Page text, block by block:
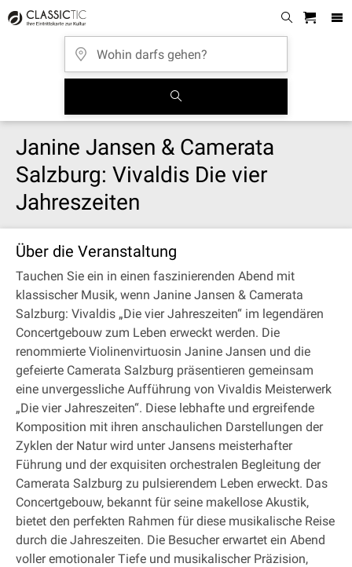
Janine Jansen & Camerata
Salzburg: Vivaldis Die vier
Jahreszeiten
Über die Veranstaltung
Tauchen Sie ein in einen faszinierenden Abend mit
klassischer Musik, wenn Janine Jansen & Camerata
Salzburg: Vivaldis „Die vier Jahreszeiten“ im legendären
Concertgebouw zum Leben erweckt werden. Die
renommierte Violinenvirtuosin Janine Jansen und die
gefeierte Camerata Salzburg präsentieren gemeinsam
eine unvergessliche Aufführung von Vivaldis Meisterwerk
„Die vier Jahreszeiten“. Diese lebhafte und ergreifende
Komposition mit ihren anschaulichen Darstellungen der
Zyklen der Natur wird unter Jansens meisterhafter
Führung und der exquisiten orchestralen Begleitung der
Camerata Salzburg zu pulsierendem Leben erweckt. Das
Concertgebouw, bekannt für seine makellose Akustik,
bietet den perfekten Rahmen für diese musikalische Reise
durch die Jahreszeiten. Die Besucher erwartet ein Abend
voller emotionaler Tiefe und musikalischer Präzision,